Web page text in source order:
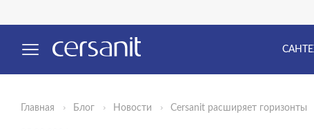
Главная Блог Новости Cersanit расширяет горизонты